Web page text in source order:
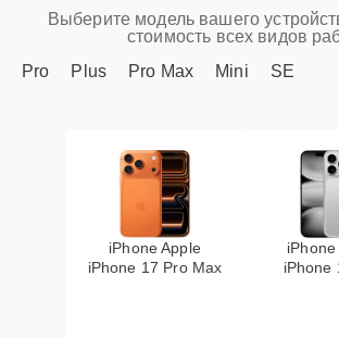
Выберите модель вашего
стоимость всех видов
Pro
Plus Pro Max Mini SE
iPhone Apple
iPhone 17 Pro Max
iPhone